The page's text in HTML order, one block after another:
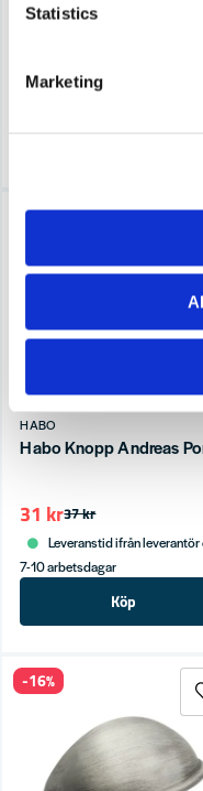
Statistics
Marketing
Leveranstid ifrån leverantör
HABO
Habo Knopp Andreas
37 kr
31 kr
Leveranstid ifrån leverantör
7-10 arbetsdagar
Köp
-16%
-16%